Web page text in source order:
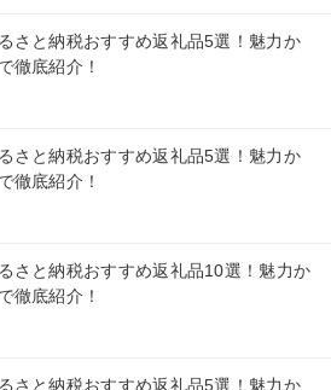
さと納税おすすめ返礼品5選！魅力か
徹底紹介！
さと納税おすすめ返礼品5選！魅力か
徹底紹介！
さと納税おすすめ返礼品10選！魅力か
徹底紹介！
さと納税おすすめ返礼品5選！魅力か